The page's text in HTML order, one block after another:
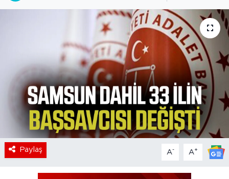
Paylaş A- A+